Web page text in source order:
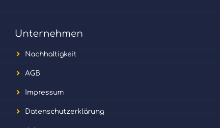
Unternehmen
Nachhaltigkeit
AGB
Impressum
Datenschutzerklärung